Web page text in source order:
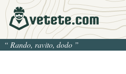
“ Rando, ravito, dodo ”